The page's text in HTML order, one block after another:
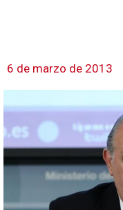
6 de marzo de 2013